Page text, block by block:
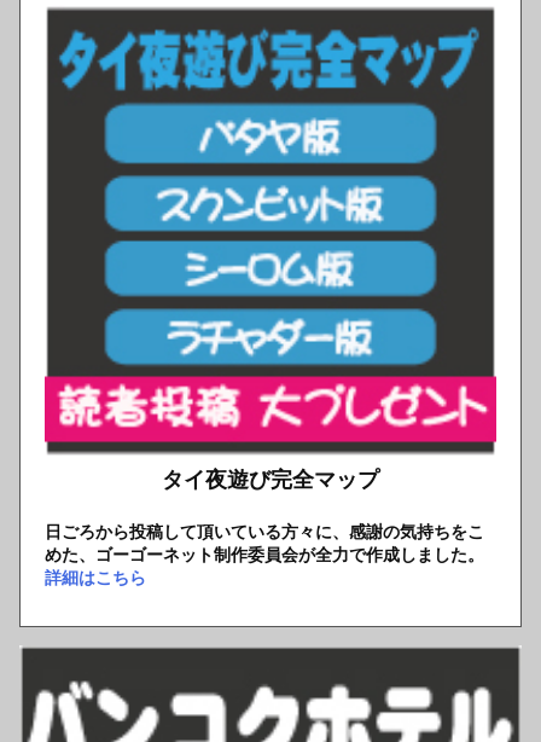
タイ夜遊び完全マップ
日ごろから投稿して頂いている方々に、感謝の気持ちをこ
めた、ゴーゴーネット制作委員会が全力で作成しました。
詳細はこちら